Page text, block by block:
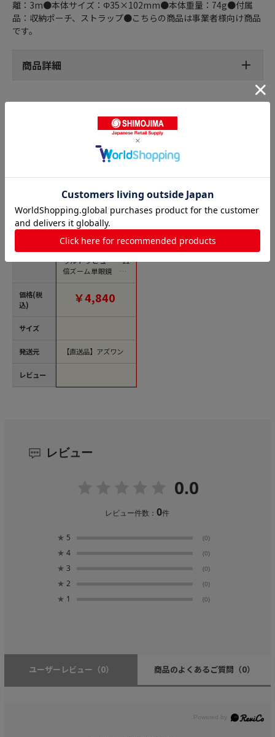
離：3m●本体サイズ：Φ35×102mm●本体重量：74g●付属
品：収納ポーチ、ストラップ●こちらの商品は事業者様向け商品
です。
商品詳細
双眼鏡の人気商品との比較
商品名
価格(税
込)
サイズ
発送元
レビュー
ケンコー・トキナー
ウルトラビュー 21
倍ズーム単眼鏡 7-2
1X21-BL 1箱（ご注文
￥4,840
【直送品】アズワン
レビュー
0.0
レビュー件数：0件
★ 5 (0)
★ 4 (0)
★ 3 (0)
★ 2 (0)
★ 1 (0)
ユーザーレビュー （0） 商品のよくあるご質問 （0）